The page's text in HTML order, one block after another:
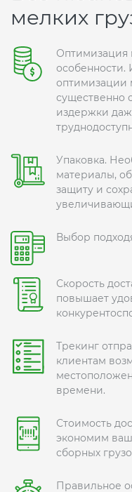
мелких
Оптимизация
особенности.
существенно
издержки
Упаковка.
материалы,
защиту и
Выбор
Скорость
повышает
Трекинг
клиентам
времени.
Стоимость
экономим
сборных
Правильное